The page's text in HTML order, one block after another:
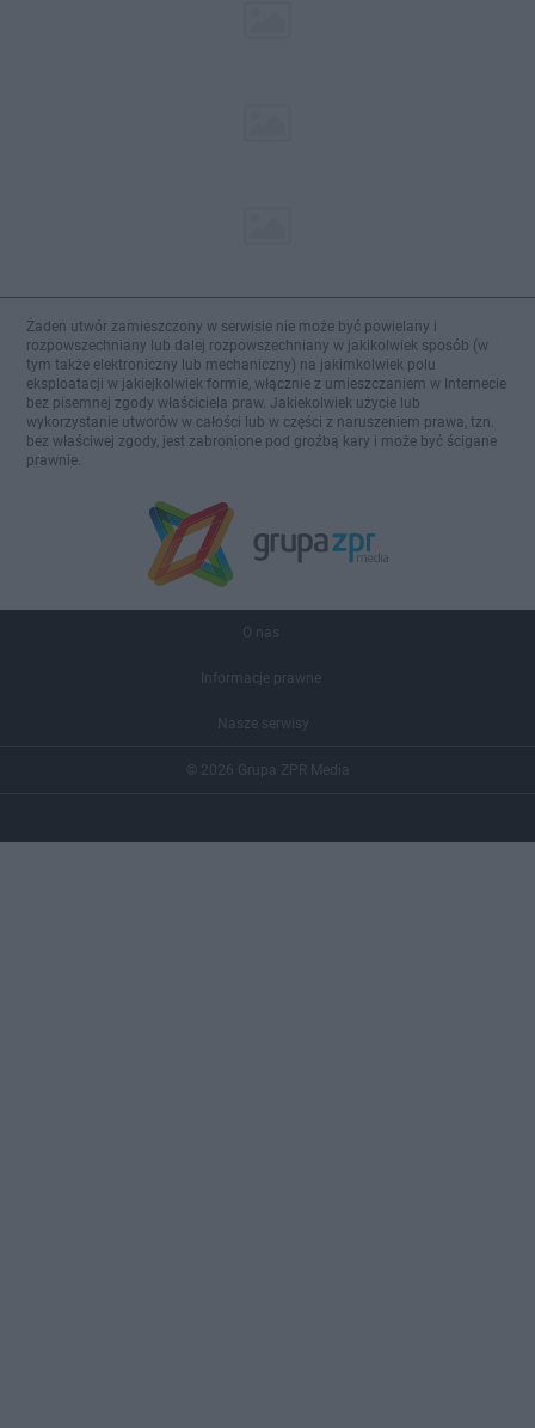
Żaden utwór zamieszczony w serwisie nie może być powielany i
rozpowszechniany lub dalej rozpowszechniany w jakikolwiek sposób (w
tym także elektroniczny lub mechaniczny) na jakimkolwiek polu
eksploatacji w jakiejkolwiek formie, włącznie z umieszczaniem w Internecie
bez pisemnej zgody właściciela praw. Jakiekolwiek użycie lub
wykorzystanie utworów w całości lub w części z naruszeniem prawa, tzn.
bez właściwej zgody, jest zabronione pod groźbą kary i może być ścigane
prawnie.
O nas
Informacje prawne
Nasze serwisy
© 2026 Grupa ZPR Media